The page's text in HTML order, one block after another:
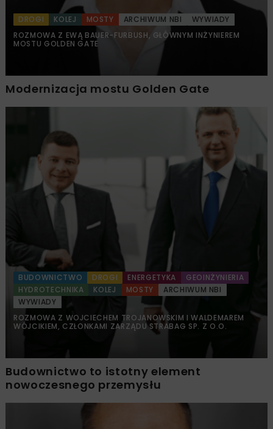
DROGI KOLEJ MOSTY ARCHIWUM NBI
WYWIADY
ROZMOWA Z EWĄ BAUER-FURBUSH, GŁÓWNYM INŻYNIEREM
MOSTU GOLDEN GATE
Modernizacja mostu Golden Gate
BUDOWNICTWO DROGI ENERGETYKA
GEOINŻYNIERIA
HYDROTECHNIKA
KOLEJ MOSTY
ARCHIWUM NBI
WYWIADY
ROZMOWA Z WOJCIECHEM TROJANOWSKIM I WALDEMAREM
WÓJCIKIEM, CZŁONKAMI ZARZĄDU STRABAG SP. Z O.O.
Budownictwo to istotny element
nowoczesnego przemysłu